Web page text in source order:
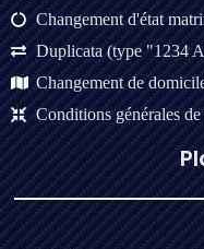
Changement d'état
Duplicata (type "1234
Changement de
Conditions générales de